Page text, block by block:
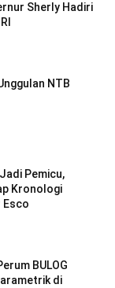
Sherly Hadiri
NTB
Pemicu,
Kronologi
Esco
BULOG
di